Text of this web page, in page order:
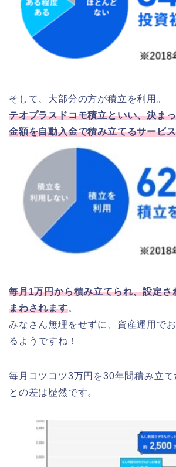
そして、大部分の方が積立を利用。
テオプラスドコモ積立といい、決ま
金額を自動入金で積み立てるサービス
毎月1万円から積み立てられ、設定さ
まわされます。
みなさん無理をせずに、資産運用で
るようですね！
毎月コツコツ3万円を30年間積み立
との差は歴然です。